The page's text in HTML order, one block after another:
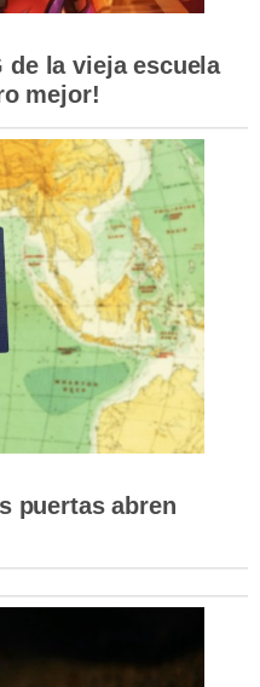
de la vieja escuela
mejor!
puertas abren